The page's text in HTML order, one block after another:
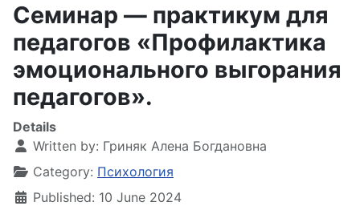
Семинар — практикум для
педагогов «Профилактика
эмоционального выгорания
педагогов».
Details
Written by: Гриняк Алена Богдановна
Category: Психология
Published: 10 June 2024